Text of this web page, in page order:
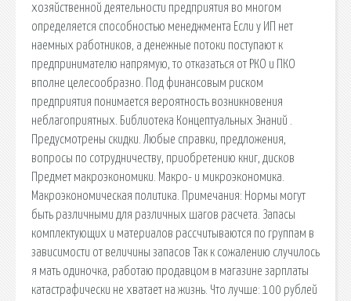
хозяйственной деятельности предприятия во многом
определяется способностью менеджмента Если у ИП нет
наемных работников, а денежные потоки поступают к
предпринимателю напрямую, то отказаться от РКО и ПКО
вполне целесообразно. Под финансовым риском
предприятия понимается вероятность возникновения
неблагоприятных. Библиотека Концептуальных Знаний .
Предусмотрены скидки. Любые справки, предложения,
вопросы по сотрудничеству, приобретению книг, дисков
Предмет макроэкономики. Макро- и микроэкономика.
Макроэкономическая политика. Примечания: Нормы могут
быть различными для различных шагов расчета. Запасы
комплектующих и материалов рассчитываются по группам в
зависимости от величины запасов Так к сожалению случилось
я мать одиночка, работаю продавцом в магазине зарплаты
катастрафически не хватает на жизнь. Что лучше: 100 рублей